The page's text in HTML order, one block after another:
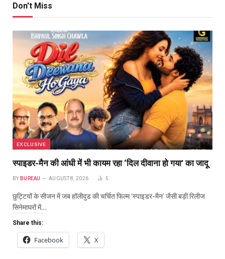
Don't Miss
EXCLUSIVE
स्पाइडर-मैन की आंधी में भी कायम रहा ‘दिल दीवाना हो गया’ का जादू
BY BUREAU AUGUST 8, 2026 5
छुट्टियों के सीजन में जब हॉलीवुड की चर्चित फिल्म ‘स्पाइडर-मैन’ जैसी बड़ी रिलीज
सिनेमाघरों में…
Share this:
Facebook X